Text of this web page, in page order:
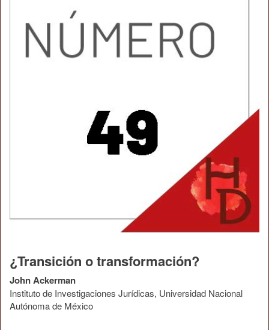
¿Transición o transformación?
John Ackerman
Instituto de Investigaciones Jurídicas, Universidad Nacional
Autónoma de México